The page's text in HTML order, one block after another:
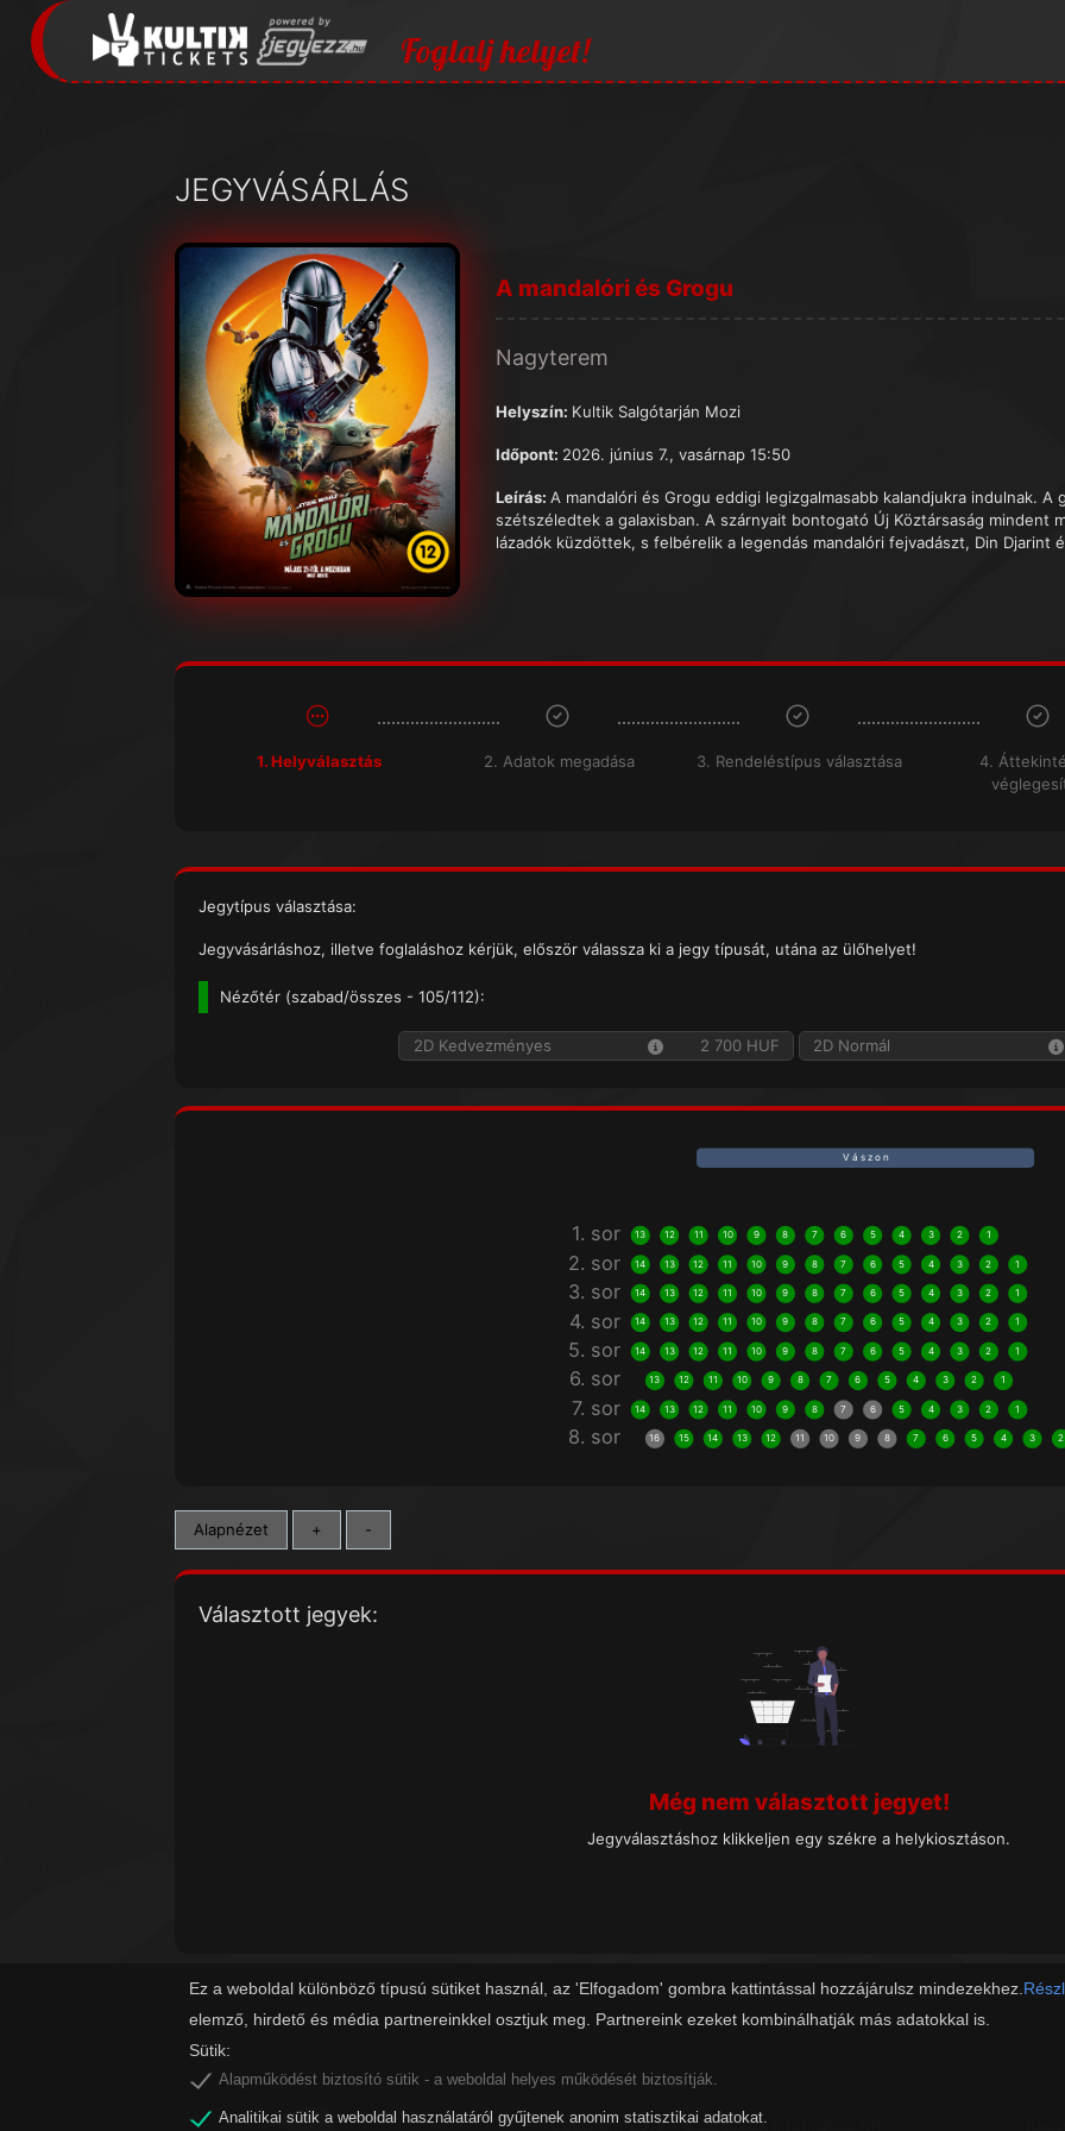
Ez a weboldal különböző típusú sütiket használ, az 'Elfogadom' gombra kattintással hozzájárulsz mindezekhez.
elemző, hirdető és média partnereinkkel osztjuk meg. Partnereink ezeket kombinálhatják más adatokkal is.
Sütik:
Alapműködést biztosító sütik - a weboldal helyes működését biztosítják.
Analitikai sütik a weboldal használatáról gyűjtenek anonim statisztikai adatokat.
Foglalj helyet!
JEGYVÁSÁRLÁS
A mandalóri és Grogu
Nagyterem
Helyszín: Kultik Salgótarján Mozi
Időpont: 2026. június 7., vasárnap 15:50
Leírás: A mandalóri és Grogu eddigi legizgalmasabb kalandjukra indulnak.
szétszéledtek a galaxisban. A szárnyait bontogató Új Köztársaság mindent
lázadók küzdöttek, s felbérelik a legendás mandalóri fejvadászt, Din Djarint
1. Helyválasztás 2. Adatok megadása 3. Rendeléstípus választása
4.
Jegytípus választása:
Jegyvásárláshoz, illetve foglaláshoz kérjük, először válassza ki a jegy típusát, utána az ülőhelyet!
Nézőtér (szabad/összes - 105/112):
2D Kedvezményes 2 700 HUF 2D Normál
V á s z o n
1. sor 13 12 11 10 9 8 7 6 5 4 3 2 1
2. sor 14 13 12 11 10 9 8 7 6 5 4 3 2 1
3. sor 14 13 12 11 10 9 8 7 6 5 4 3 2 1
4. sor 14 13 12 11 10 9 8 7 6 5 4 3 2 1
5. sor 14 13 12 11 10 9 8 7 6 5 4 3 2 1
6. sor 13 12 11 10 9 8 7 6 5 4 3 2 1
7. sor 14 13 12 11 10 9 8 7 6 5 4 3 2 1
8. sor 16 15 14 13 12 11 10 9 8 7 6 5 4 3 2
Alapnézet + -
Választott jegyek:
Még nem választott jegyet!
Jegyválasztáshoz klikkeljen egy székre a helykiosztáson.
Copyright 2019 - © Zalaszám Informatika Kft.